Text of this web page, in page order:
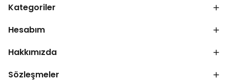
Kategoriler
Hesabım
Hakkımızda
Sözleşmeler